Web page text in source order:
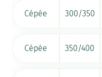
Cépée 300/350
Cépée 350/400